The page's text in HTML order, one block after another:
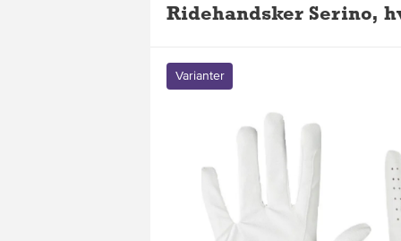
Ridehandsker Serino,
Varianter